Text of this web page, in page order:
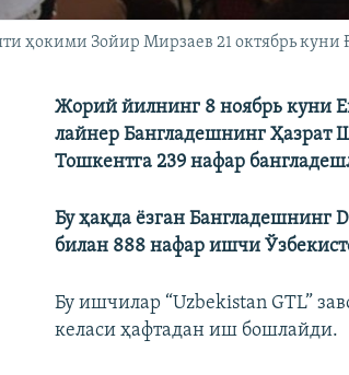
ҳокими Зойир Мирзаев 21 октябрь
Жорий йилнинг 8 ноябрь куни
лайнер Бангладешнинг Ҳазрат
Тошкентга 239 нафар
Бу ҳақда ëзган Бангладешнинг
билан 888 нафар ишчи
Бу ишчилар “Uzbekistan GTL”
келаси ҳафтадан иш бошлайди.